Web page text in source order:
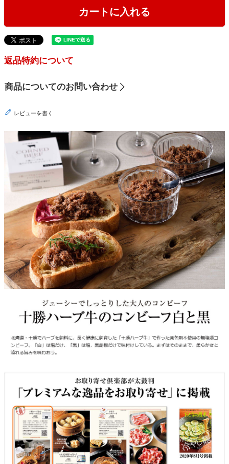
カートに入れる
返品特約について
商品についてのお問い合わせ
レビューを書く